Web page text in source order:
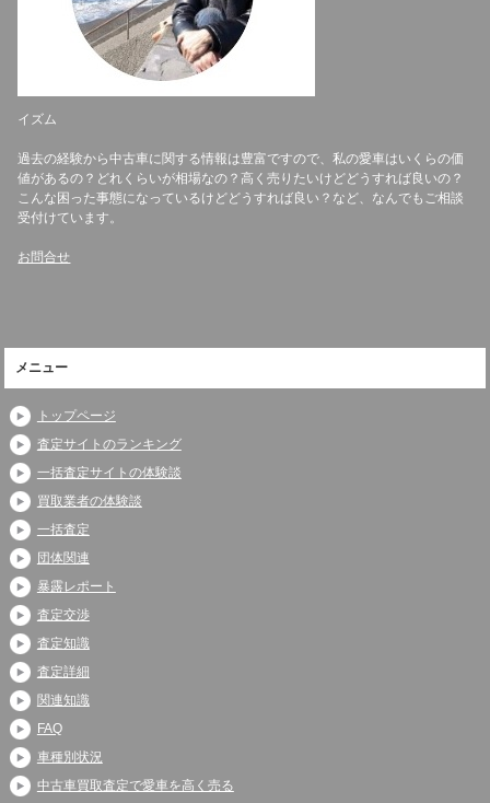
イズム
過去の経験から中古車に関する情報は豊富ですので、私の愛車はいくらの価
値があるの？どれくらいが相場なの？高く売りたいけどどうすれば良いの？
こんな困った事態になっているけどどうすれば良い？など、なんでもご相談
受付けています。
お問合せ
メニュー
トップページ
査定サイトのランキング
一括査定サイトの体験談
買取業者の体験談
一括査定
団体関連
暴露レポート
査定交渉
査定知識
査定詳細
関連知識
FAQ
車種別状況
中古車買取査定で愛車を高く売る